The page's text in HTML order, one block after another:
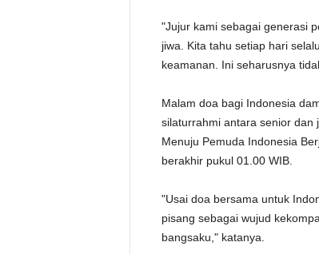
"Jujur kami sebagai generasi
jiwa. Kita tahu setiap hari
keamanan. Ini seharusnya
Malam doa bagi Indonesia
silaturrahmi antara senior dan
Menuju Pemuda Indonesia
berakhir pukul 01.00 WIB.
"Usai doa bersama untuk
pisang sebagai wujud
bangsaku," katanya.